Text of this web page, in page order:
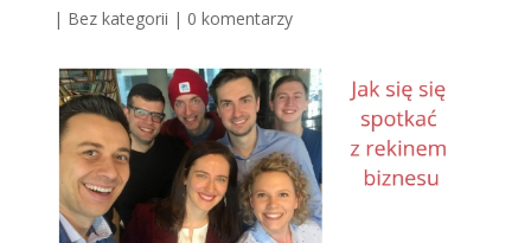
| Bez kategorii | 0 komentarzy